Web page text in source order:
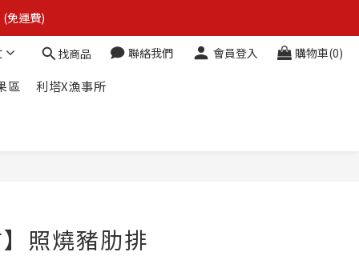
免運費)
免運費)
找商品 聯絡我們 會員登入 購物車(0)
區 利塔X漁事所
照燒豬肋排